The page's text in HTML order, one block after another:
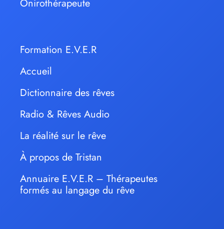
Onirothérapeute
Formation E.V.E.R
Accueil
Dictionnaire des rêves
Radio & Rêves Audio
La réalité sur le rêve
À propos de Tristan
Annuaire E.V.E.R – Thérapeutes
formés au langage du rêve